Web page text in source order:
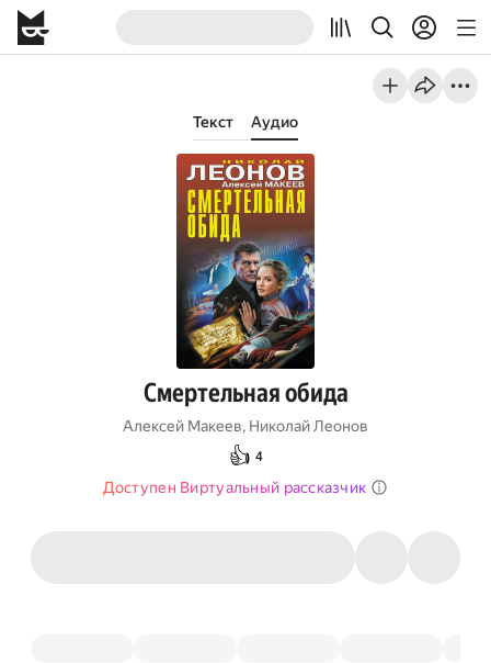
Текст Аудио
Смертельная обида
Алексей Макеев, Николай Леонов
👍 4
Доступен Виртуальный рассказчик